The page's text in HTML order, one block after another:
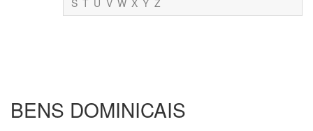
S T U V W X Y Z
BENS DOMINICAIS